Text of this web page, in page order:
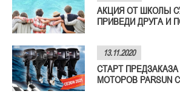
АКЦИЯ ОТ ШКОЛЫ
ПРИВЕДИ ДРУГА И
13.11.2020
СТАРТ
МОТОРОВ PARSUN